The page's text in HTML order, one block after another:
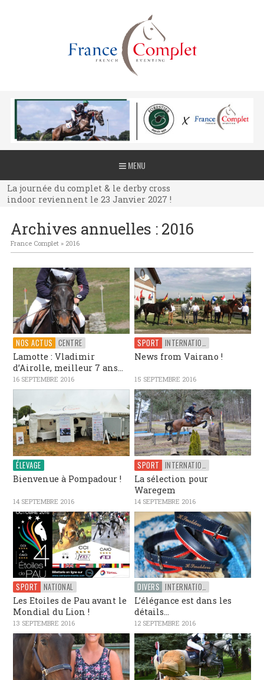
MENU
La journée du complet & le derby cross
indoor reviennent le 23 Janvier 2027 !
La journée du complet & le derby cross
indoor reviennent le 23 Janvier 2027 !
indoor reviennent le 23 Janvier 2027 !
Archives annuelles : 2016
France Complet» 2016
NOS ACTUS CENTRE
Lamotte : Vladimir
d’Airolle, meilleur 7 ans...
16 SEPTEMBRE 2016
SPORT
INTERNATIONAL
News from Vairano !
15 SEPTEMBRE 2016
ÉLEVAGE
Bienvenue à Pompadour !
14 SEPTEMBRE 2016
SPORT
La sélection pour
Waregem
14 SEPTEMBRE 2016
SPORT NATIONAL
Les Etoiles de Pau avant le
Mondial du Lion !
13 SEPTEMBRE 2016
DIVERS
INTERNATIONAL
L’élégance est dans les
détails…
12 SEPTEMBRE 2016